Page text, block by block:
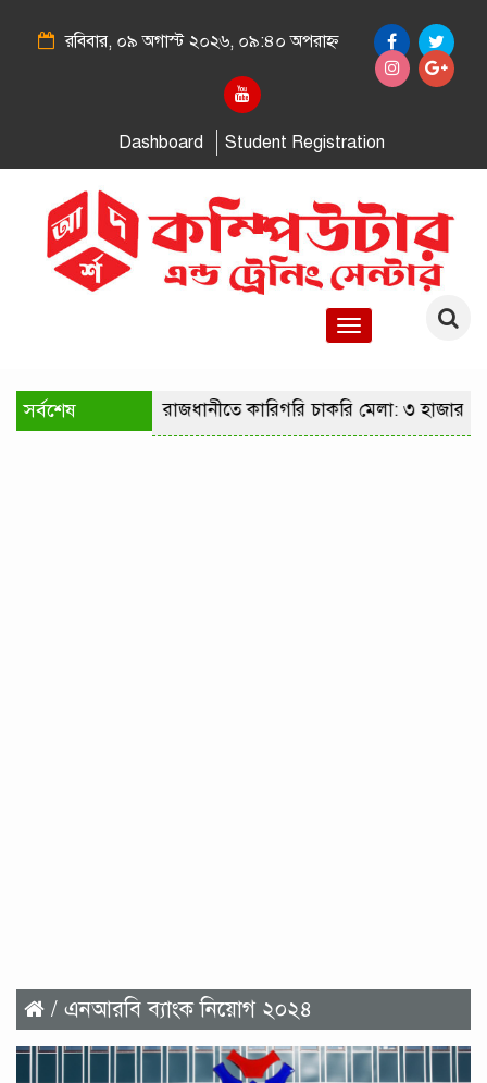
রবিবার, ০৯ অগাস্ট ২০২৬, ০৯:৪০ অপরাহ্ন
Dashboard Student Registration
Toggle
সর্বশেষ রাজধানীতে কারিগরি চাকরি মেলা: ৩ হাজার
/ এনআরবি ব্যাংক নিয়োগ ২০২৪